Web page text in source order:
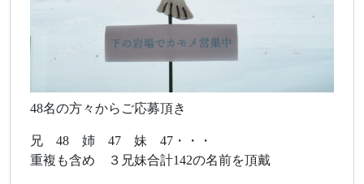
48名の方々からご応募頂き
兄 48 姉 47 妹 47・・・
重複も含め ３兄妹合計142の名前を頂戴